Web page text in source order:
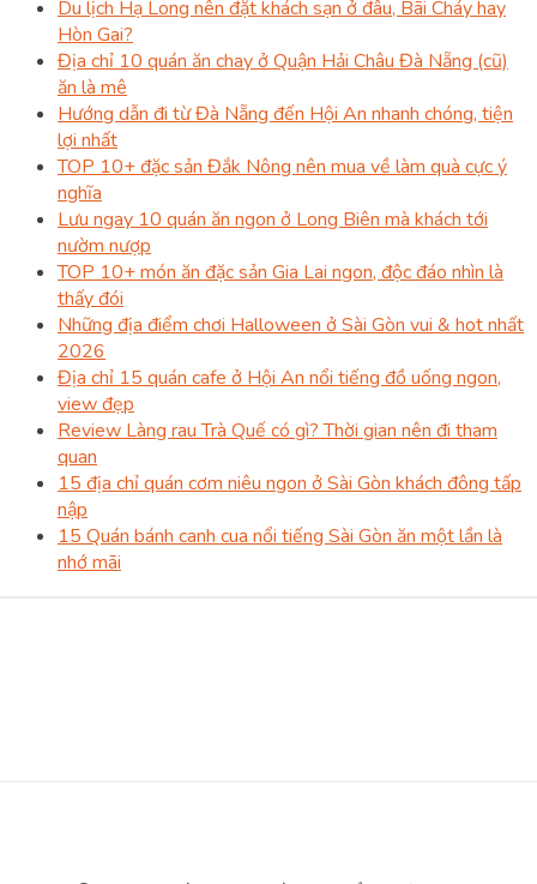
Du lịch Hạ Long nên đặt khách sạn ở đâu, Bãi Cháy hay
Hòn Gai?
Địa chỉ 10 quán ăn chay ở Quận Hải Châu Đà Nẵng (cũ)
ăn là mê
Hướng dẫn đi từ Đà Nẵng đến Hội An nhanh chóng, tiện
lợi nhất
TOP 10+ đặc sản Đắk Nông nên mua về làm quà cực ý
nghĩa
Lưu ngay 10 quán ăn ngon ở Long Biên mà khách tới
nườm nượp
TOP 10+ món ăn đặc sản Gia Lai ngon, độc đáo nhìn là
thấy đói
Những địa điểm chơi Halloween ở Sài Gòn vui & hot nhất
2026
Địa chỉ 15 quán cafe ở Hội An nổi tiếng đồ uống ngon,
view đẹp
Review Làng rau Trà Quế có gì? Thời gian nên đi tham
quan
15 địa chỉ quán cơm niêu ngon ở Sài Gòn khách đông tấp
nập
15 Quán bánh canh cua nổi tiếng Sài Gòn ăn một lần là
nhớ mãi